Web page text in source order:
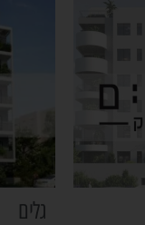
גלים